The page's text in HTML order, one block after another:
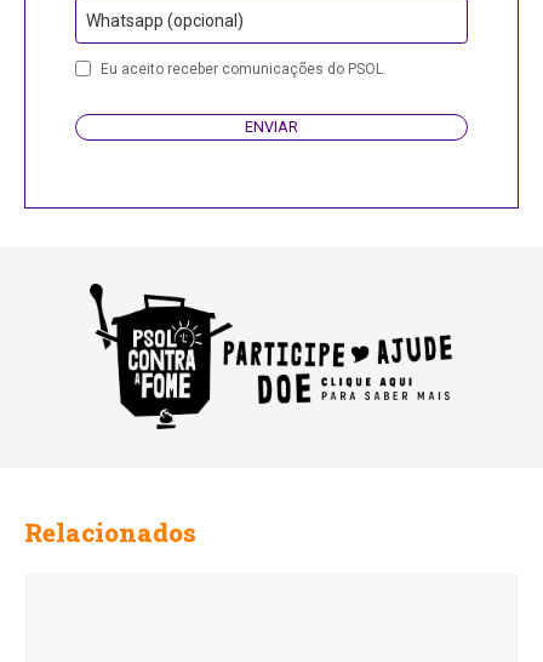
Whatsapp (opcional)
Business
Eu aceito receber comunicações do PSOL.
ENVIAR
Relacionados